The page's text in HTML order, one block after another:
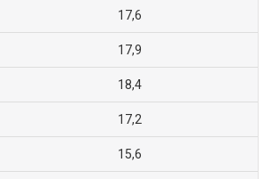
17,6
17,9
18,4
17,2
15,6